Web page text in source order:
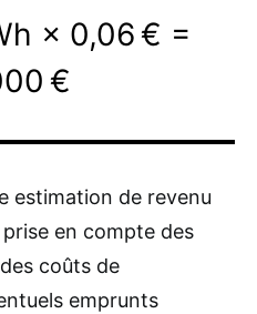
× 0,06 € =
€
estimation de revenu
en compte des
coûts de
emprunts